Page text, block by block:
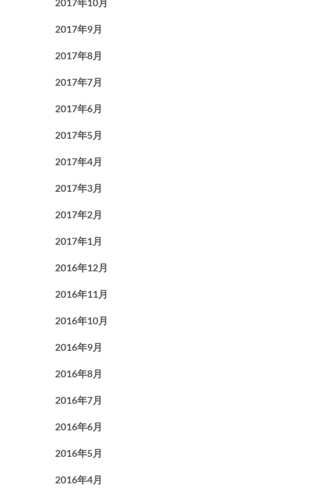
2017年10月
2017年9月
2017年8月
2017年7月
2017年6月
2017年5月
2017年4月
2017年3月
2017年2月
2017年1月
2016年12月
2016年11月
2016年10月
2016年9月
2016年8月
2016年7月
2016年6月
2016年5月
2016年4月